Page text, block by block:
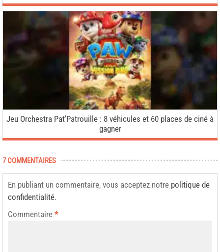
Jeu Orchestra Pat’Patrouille : 8 véhicules et 60 places de ciné à
gagner
7 COMMENTAIRES
En publiant un commentaire, vous acceptez notre politique de
confidentialité.
Commentaire *